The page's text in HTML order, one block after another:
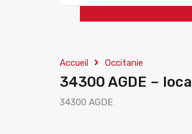
Accueil Occitanie
34300 AGDE –
34300 AGDE